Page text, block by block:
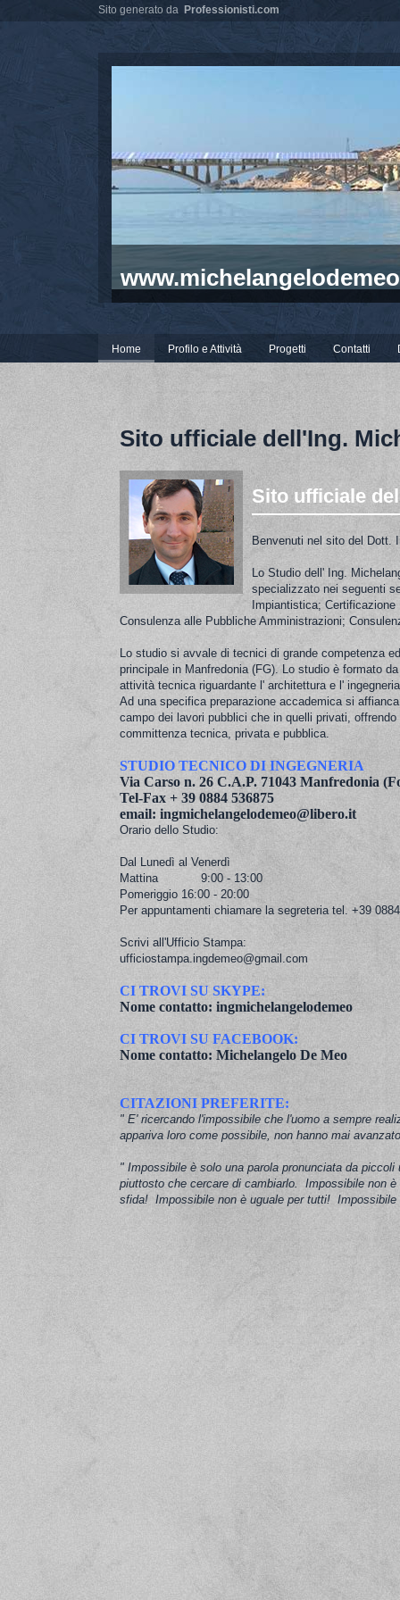
Sito generato da Professionisti.com
Home Profilo e Attività Progetti Contatti
Sito ufficiale dell'Ing.
Sito ufficiale
Benvenuti nel sito del Dott.
Lo Studio dell' Ing.
specializzato nei seguenti
Impiantistica;
Consulenza alle Pubbliche Amministrazioni;
Lo studio si avvale di tecnici di grande competenza
principale in Manfredonia (FG). Lo studio è formato
attività tecnica riguardante l' architettura e l'
Ad una specifica preparazione accademica si
campo dei lavori pubblici che in quelli privati,
committenza tecnica, privata e pubblica.
STUDIO TECNICO DI INGEGNERIA
Via Carso n. 26 C.A.P. 71043 Manfredonia
Tel-Fax + 39 0884 536875
email: ingmichelangelodemeo@libero.it
Orario dello Studio:
Dal Lunedì al Venerdì
Mattina 9:00 - 13:00
Pomeriggio 16:00 - 20:00
Per appuntamenti chiamare la segreteria tel. +39
Scrivi all'Ufficio Stampa:
ufficiostampa.ingdemeo@gmail.com
CI TROVI SU SKYPE:
Nome contatto: ingmichelangelodemeo
CI TROVI SU FACEBOOK:
Nome contatto: Michelangelo De Meo
CITAZIONI PREFERITE:
" E' ricercando l'impossibile che l'uomo a sempre
appariva loro come possibile, non hanno mai
" Impossibile è solo una parola pronunciata da
piuttosto che cercare di cambiarlo. Impossibile non
sfida! Impossibile non è uguale per tutti! Impossibile